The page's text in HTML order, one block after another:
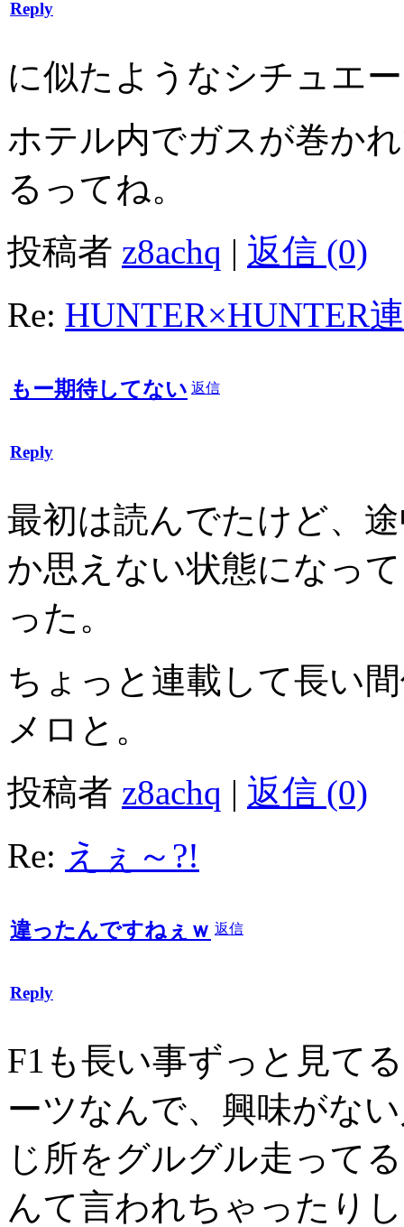
Reply
に似たようなシチュエ
ホテル内でガスが巻か
るってね。
投稿者 z8achq | 返信 (0)
Re: HUNTER×HUNTER
もー期待してない 返信
Reply
最初は読んでたけど、
か思えない状態になっ
った。
ちょっと連載して長い
メロと。
投稿者 z8achq | 返信 (0)
Re: えぇ～?!
違ったんですねぇｗ 返信
Reply
F1も長い事ずっと見て
ーツなんで、興味がな
じ所をグルグル走って
んて言われちゃったり